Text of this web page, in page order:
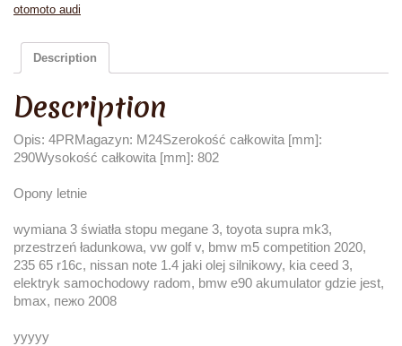
otomoto audi
Description
Description
Opis: 4PRMagazyn: M24Szerokość całkowita [mm]:
290Wysokość całkowita [mm]: 802
Opony letnie
wymiana 3 światła stopu megane 3, toyota supra mk3,
przestrzeń ładunkowa, vw golf v, bmw m5 competition 2020,
235 65 r16c, nissan note 1.4 jaki olej silnikowy, kia ceed 3,
elektryk samochodowy radom, bmw e90 akumulator gdzie jest,
bmax, пежо 2008
yyyyy